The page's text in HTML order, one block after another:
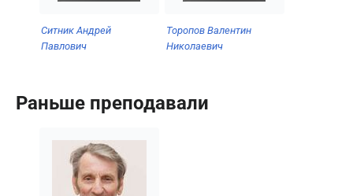
Ситник Андрей
Павлович
Торопов Валентин
Николаевич
Раньше преподавали